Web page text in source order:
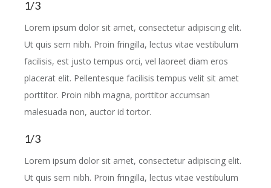
1/3
Lorem ipsum dolor sit amet, consectetur adipiscing elit.
Ut quis sem nibh. Proin fringilla, lectus vitae vestibulum
facilisis, est justo tempus orci, vel laoreet diam eros
placerat elit. Pellentesque facilisis tempus velit sit amet
porttitor. Proin nibh magna, porttitor accumsan
malesuada non, auctor id tortor.
1/3
Lorem ipsum dolor sit amet, consectetur adipiscing elit.
Ut quis sem nibh. Proin fringilla, lectus vitae vestibulum